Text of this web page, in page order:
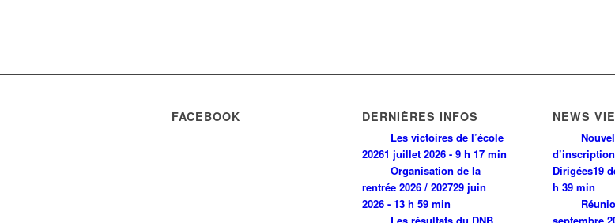
FACEBOOK DERNIÈRES INFOS
Les victoires de l’école
20261 juillet 2026 - 9 h 17 min
Organisation de la
rentrée 2026 / 202729 juin
2026 - 13 h 59 min
NEWS
Dirigées19
h 39 min